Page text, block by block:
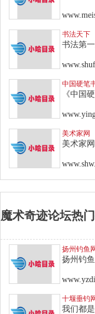
书法天下
书法第
中国硬笔
《中国
美术家网
美术家
魔术奇迹论坛热
扬州钓鱼
扬州钓
十堰垂钓
我们都